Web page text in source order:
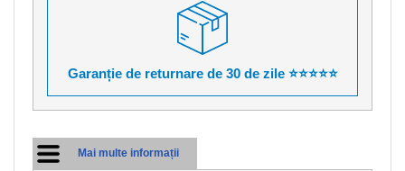
Garanție de returnare de 30 de zile ⭐⭐⭐⭐⭐
Mai multe informații